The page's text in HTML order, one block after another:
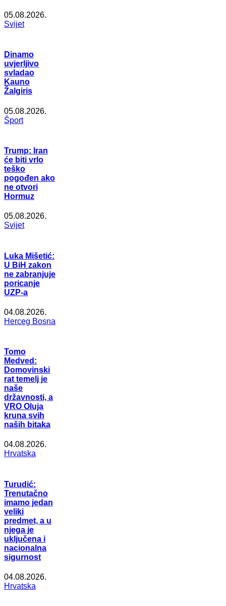
05.08.2026.
Svijet
Dinamo
uvjerljivo
svladao
Kauno
Žalgiris
05.08.2026.
Šport
Trump: Iran
će biti vrlo
teško
pogođen ako
ne otvori
Hormuz
05.08.2026.
Svijet
Luka Mišetić:
U BiH zakon
ne zabranjuje
poricanje
UZP-a
04.08.2026.
Herceg Bosna
Tomo
Medved:
Domovinski
rat temelj je
naše
državnosti, a
VRO Oluja
kruna svih
naših bitaka
04.08.2026.
Hrvatska
Turudić:
Trenutačno
imamo jedan
veliki
predmet, a u
njega je
uključena i
nacionalna
sigurnost
04.08.2026.
Hrvatska